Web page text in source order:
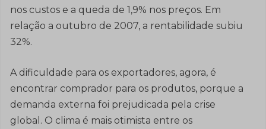
nos custos e a queda de 1,9% nos preços. Em
relação a outubro de 2007, a rentabilidade subiu
32%.
A dificuldade para os exportadores, agora, é
encontrar comprador para os produtos, porque a
demanda externa foi prejudicada pela crise
global. O clima é mais otimista entre os